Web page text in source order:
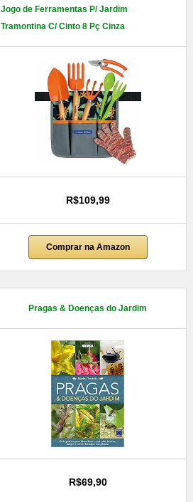
Jogo de Ferramentas P/ Jardim
Tramontina C/ Cinto 8 Pç Cinza
R$109,99
Comprar na Amazon
Pragas & Doenças do Jardim
R$69,90